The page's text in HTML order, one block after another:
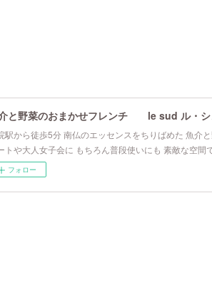
と野菜のおまかせフレンチ le sud ル・シ
駅から徒歩5分 南仏のエッセンスをちりばめた 魚
トや大人女子会に もちろん普段使いにも 素敵な空間
フォロー